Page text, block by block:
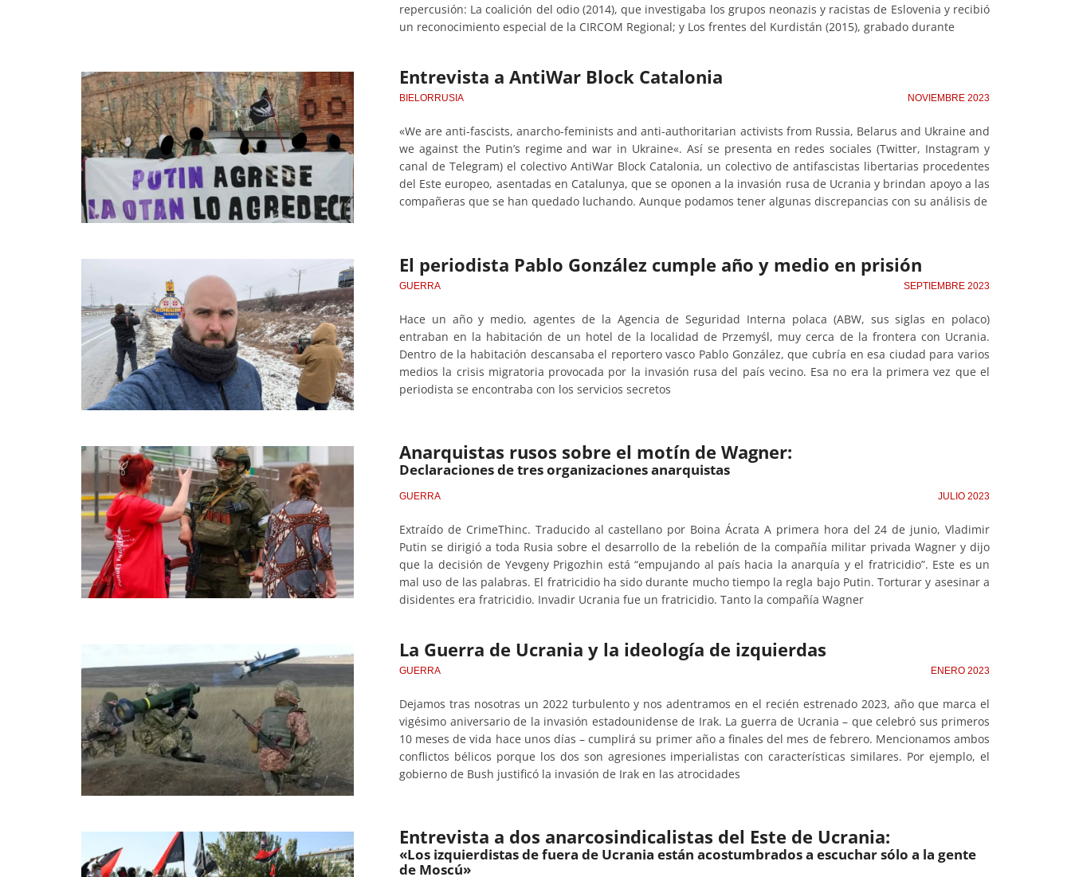
repercusión: La coalición del odio (2014), que investigaba los grupos neonazis y racistas de Eslovenia y recibió
un reconocimiento especial de la CIRCOM Regional; y Los frentes del Kurdistán (2015), grabado durante
Entrevista a AntiWar Block Catalonia
BIELORRUSIA NOVIEMBRE 2023
«We are anti-fascists, anarcho-feminists and anti-authoritarian activists from Russia, Belarus and Ukraine and
we against the Putin’s regime and war in Ukraine«. Así se presenta en redes sociales (Twitter, Instagram y
canal de Telegram) el colectivo AntiWar Block Catalonia, un colectivo de antifascistas libertarias procedentes
del Este europeo, asentadas en Catalunya, que se oponen a la invasión rusa de Ucrania y brindan apoyo a las
compañeras que se han quedado luchando. Aunque podamos tener algunas discrepancias con su análisis de
El periodista Pablo González cumple año y medio en prisión
GUERRA SEPTIEMBRE 2023
Hace un año y medio, agentes de la Agencia de Seguridad Interna polaca (ABW, sus siglas en polaco)
entraban en la habitación de un hotel de la localidad de Przemyśl, muy cerca de la frontera con Ucrania.
Dentro de la habitación descansaba el reportero vasco Pablo González, que cubría en esa ciudad para varios
medios la crisis migratoria provocada por la invasión rusa del país vecino. Esa no era la primera vez que el
periodista se encontraba con los servicios secretos
Anarquistas rusos sobre el motín de Wagner:
Declaraciones de tres organizaciones anarquistas
GUERRA JULIO 2023
Extraído de CrimeThinc. Traducido al castellano por Boina Ácrata A primera hora del 24 de junio, Vladimir
Putin se dirigió a toda Rusia sobre el desarrollo de la rebelión de la compañía militar privada Wagner y dijo
que la decisión de Yevgeny Prigozhin está “empujando al país hacia la anarquía y el fratricidio”. Este es un
mal uso de las palabras. El fratricidio ha sido durante mucho tiempo la regla bajo Putin. Torturar y asesinar a
disidentes era fratricidio. Invadir Ucrania fue un fratricidio. Tanto la compañía Wagner
La Guerra de Ucrania y la ideología de izquierdas
GUERRA ENERO 2023
Dejamos tras nosotras un 2022 turbulento y nos adentramos en el recién estrenado 2023, año que marca el
vigésimo aniversario de la invasión estadounidense de Irak. La guerra de Ucrania – que celebró sus primeros
10 meses de vida hace unos días – cumplirá su primer año a finales del mes de febrero. Mencionamos ambos
conflictos bélicos porque los dos son agresiones imperialistas con características similares. Por ejemplo, el
gobierno de Bush justificó la invasión de Irak en las atrocidades
Entrevista a dos anarcosindicalistas del Este de Ucrania:
«Los izquierdistas de fuera de Ucrania están acostumbrados a escuchar sólo a la gente
de Moscú»